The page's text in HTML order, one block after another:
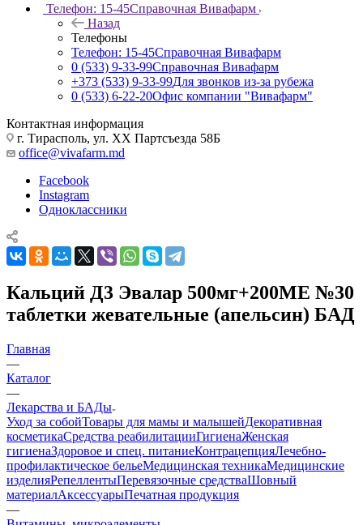
Телефон: 15-45Справочная Вивафарм
Назад
Телефоны
Телефон: 15-45Справочная Вивафарм
0 (533) 9-33-99Справочная Вивафарм
+373 (533) 9-33-99Для звонков из-за рубежа
0 (533) 6-22-20Офис компании "Вивафарм"
Контактная информация
г. Тирасполь, ул. ХХ Партсъезда 58Б
office@vivafarm.md
Facebook
Instagram
Одноклассники
Кальций Д3 Эвалар 500мг+200МЕ №30
таблетки жевательные (апельсин) БАД
Главная
—
Каталог
—
Лекарства и БАДы
Уход за собойТовары для мамы и малышейДекоративная
косметикаСредства реабилитацииГигиенаЖенская
гигиенаЗдоровое и спец. питаниеКонтрацепцияЛечебно-
профилактическое бельеМедицинская техникаМедицинские
изделияРепеллентыПеревязочные средстваШовный
материалАксессуарыПечатная продукция
—